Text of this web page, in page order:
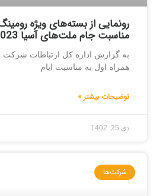
رونمایی از بسته‌های ویژه
مناسبت جام ملت‌های آسیا 2023
به گزارش اداره کل ارتباطات شرکت
همراه اول به مناسبت ایام
توضیحات بیشتر »
دی 25, 1402
شرکت‌ها